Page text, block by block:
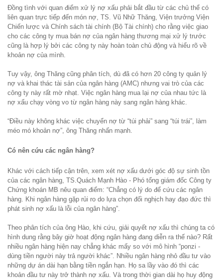
Đồng tình với quan điểm xử lý nợ xấu phải bắt đầu từ các chủ thể có
liên quan trực tiếp đến món nợ, TS. Vũ Nhữ Thăng, Viện trưởng Viện
Chiến lược và Chính sách tài chính (Bộ Tài chính) cho rằng việc giao
cho các công ty mua bán nợ của ngân hàng thương mại xử lý trước
cũng là hợp lý bởi các công ty này hoàn toàn chủ động và hiểu rõ về
khoản nợ của mình.
Tuy vậy, ông Thăng cũng phân tích, dù đã có hơn 20 công ty quản lý
nợ và khai thác tài sản của ngân hàng (AMC) nhưng vai trò của các
công ty này rất mờ nhạt. Việc ngân hàng mua lại nợ của nhau tức là
nợ xấu chạy vòng vo từ ngân hàng này sang ngân hàng khác.
“Điều này không khác việc chuyển nợ từ “túi phải” sang “túi trái”, làm
méo mó khoản nợ”, ông Thăng nhấn mạnh.
Có nên cứu các ngân hàng?
Khác với cách tiếp cận trên, xem xét nợ xấu dưới góc độ sự sinh tồn
của các ngân hàng, TS.Quách Mạnh Hào - Phó tổng giám đốc Công ty
Chứng khoán MB nêu quan điểm: “Chẳng có lý do để cứu các ngân
hàng. Khi ngân hàng gặp rủi ro do lựa chọn đối nghịch hay đạo đức thì
phát sinh nợ xấu là lỗi của ngân hàng”.
Theo phân tích của ông Hào, khi cứu, giải quyết nợ xấu thì chúng ta có
hình dung rằng bây giờ hoạt động ngân hàng đang diễn ra thế nào? Rất
nhiều ngân hàng hiện nay chẳng khác mấy so với mô hình “ponzi -
dùng tiền người này trả người khác”. Nhiều ngân hàng nhỏ đầu tư vào
những dự án dài hạn bằng tiền ngắn hạn. Họ sa lầy vào đó thì các
khoản đầu tư này trở thành nợ xấu. Và trong thời gian dài họ huy động